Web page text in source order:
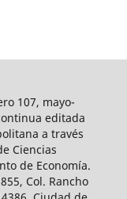
107, mayo-
editada
a través
Ciencias
de Economía.
Col. Rancho